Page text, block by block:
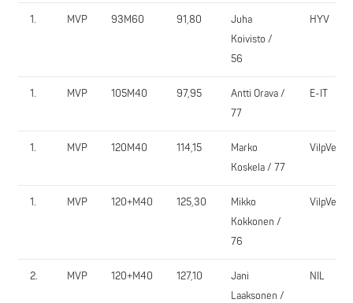
1. MVP 93M60 91,80
Juha
Koivisto /
56
HYV
1. MVP 105M40 97,95
Antti Orava /
77
E-IT
1. MVP 120M40 114,15
Marko
Koskela / 77
VilpVe
1. MVP 120+M40 125,30
Mikko
Kokkonen /
76
VilpVe
2. MVP 120+M40 127,10
Jani
Laaksonen /
NIL